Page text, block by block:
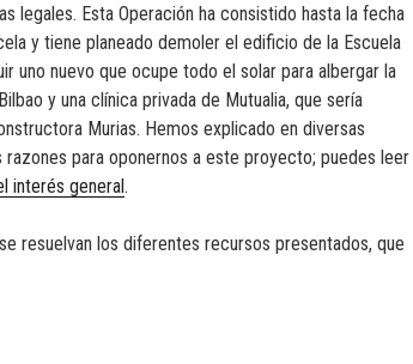
legales. Esta Operación ha consistido hasta la fecha
y tiene planeado demoler el edificio de la Escuela
uno nuevo que ocupe todo el solar para albergar la
y una clínica privada de Mutualia, que sería
Murias. Hemos explicado en diversas
para oponernos a este proyecto; puedes leer
interés general.
resuelvan los diferentes recursos presentados, que